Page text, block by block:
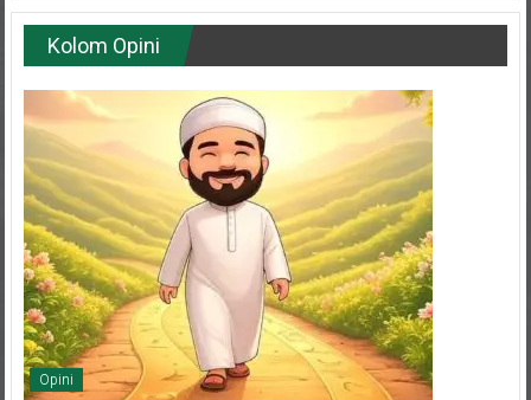
Kolom Opini
Opini